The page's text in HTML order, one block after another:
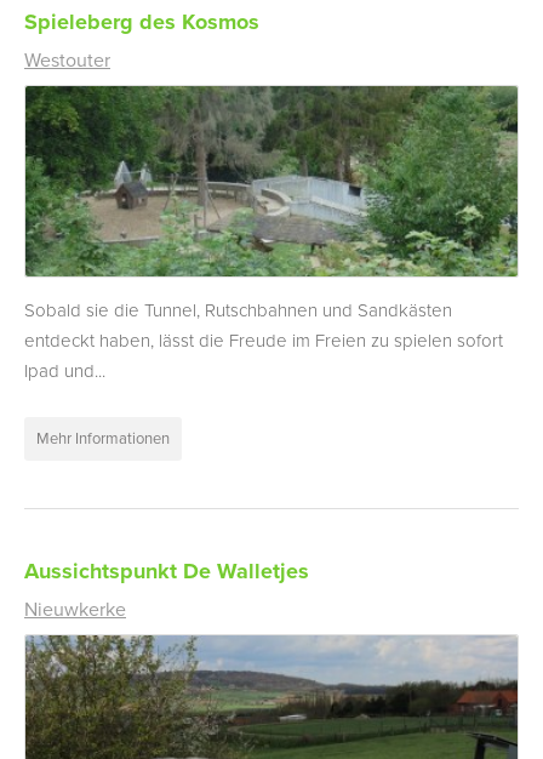
Spieleberg des Kosmos
Westouter
Sobald sie die Tunnel, Rutschbahnen und Sandkästen
entdeckt haben, lässt die Freude im Freien zu spielen sofort
Ipad und...
Mehr Informationen
Aussichtspunkt De Walletjes
Nieuwkerke